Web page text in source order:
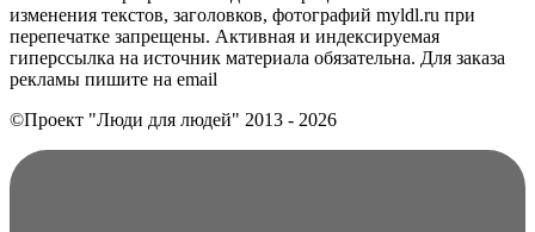
изменения текстов, заголовков, фотографий myldl.ru при
перепечатке запрещены. Активная и индексируемая
гиперссылка на источник материала обязательна. Для заказа
рекламы пишите на еmail
©Проект "Люди для людей" 2013 - 2026